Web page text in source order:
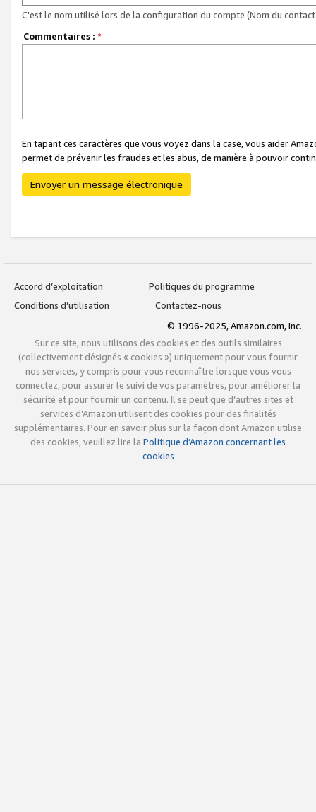
C'est le nom utilisé lors de la configuration du compte (Nom du
Commentaires : *
En tapant ces caractères que vous voyez dans la case, vous aider
permet de prévenir les fraudes et les abus, de manière à pouvoir
Envoyer un message électronique
Accord d’exploitation
Politiques du programme
Conditions d’utilisation
Contactez-nous
© 1996-2025, Amazon.com, Inc.
Sur ce site, nous utilisons des cookies et des outils similaires
(collectivement désignés « cookies ») uniquement pour vous fournir
nos services, y compris pour vous reconnaître lorsque vous vous
connectez, pour assurer le suivi de vos paramètres, pour améliorer la
sécurité et pour fournir un contenu. Il se peut que d’autres sites et
services d’Amazon utilisent des cookies pour des finalités
supplémentaires. Pour en savoir plus sur la façon dont Amazon utilise
des cookies, veuillez lire la Politique d’Amazon concernant les
cookies